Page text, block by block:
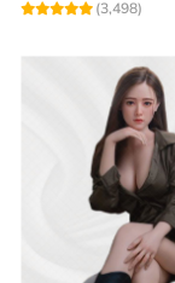
cao (3,498)